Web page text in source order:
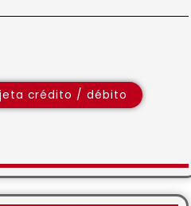
crédito / débito